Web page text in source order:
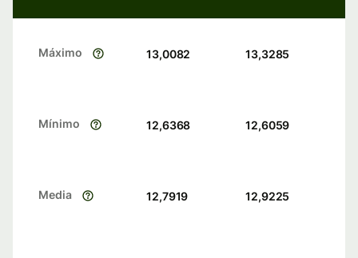
Máximo 13,0082 13,3285
Mínimo 12,6368 12,6059
Media 12,7919 12,9225